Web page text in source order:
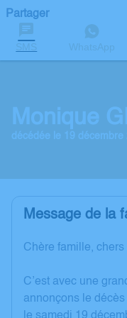
Partager
SMS WhatsApp
Monique
décédée le 19
Message de la
Chère famille, chers
C’est avec une
annonçons le